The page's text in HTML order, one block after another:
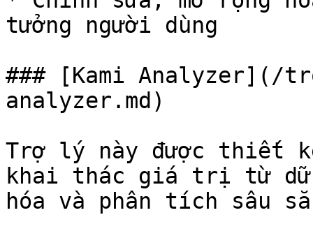
tưởng người dùng
### [Kami Analyzer](/
analyzer.md)
Trợ lý này được thiết
khai thác giá trị từ dữ
hóa và phân tích sâu